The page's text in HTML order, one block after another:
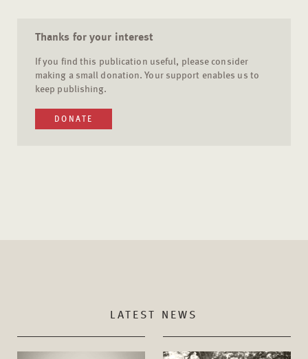
Thanks for your interest
If you find this publication useful, please consider
making a small donation. Your support enables us to
keep publishing.
DONATE
LATEST NEWS